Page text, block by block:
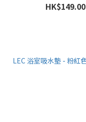
HK$149.00